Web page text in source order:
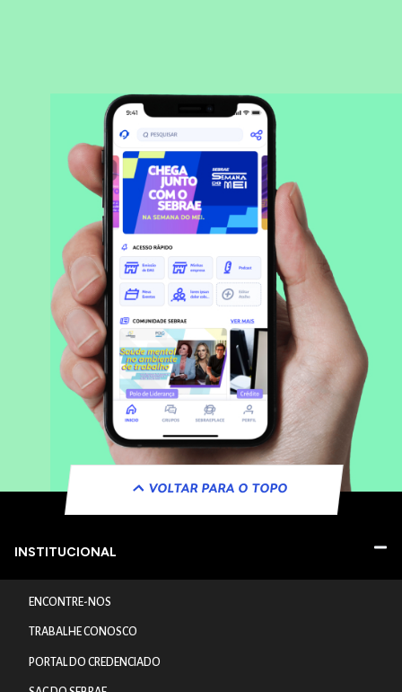
VOLTAR PARA O TOPO
INSTITUCIONAL
ENCONTRE-NOS
TRABALHE CONOSCO
PORTAL DO CREDENCIADO